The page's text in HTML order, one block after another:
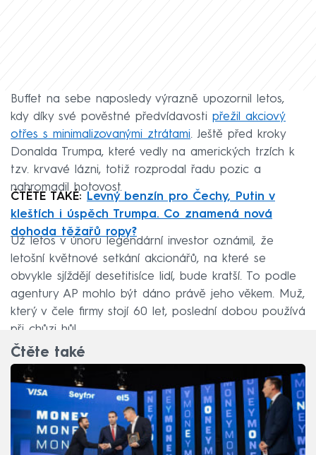
Buffet na sebe naposledy výrazně upozornil letos,
kdy díky své pověstné předvídavosti přežil akciový
otřes s minimalizovanými ztrátami. Ještě před kroky
Donalda Trumpa, které vedly na amerických trzích k
tzv. krvavé lázni, totiž rozprodal řadu pozic a
nahromadil hotovost.
ČTĚTE TAKÉ: Levný benzín pro Čechy, Putin v
kleštích i úspěch Trumpa. Co znamená nová
dohoda těžařů ropy?
Už letos v únoru legendární investor oznámil, že
letošní květnové setkání akcionářů, na které se
obvykle sjíždějí desetitisíce lidí, bude kratší. To podle
agentury AP mohlo být dáno právě jeho věkem. Muž,
který v čele firmy stojí 60 let, poslední dobou používá
při chůzi hůl.
Čtěte také